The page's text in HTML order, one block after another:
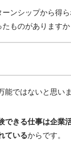
ーンシップから得
たものがありますか
能ではないと思いま
できる仕事は企業
ているからです。